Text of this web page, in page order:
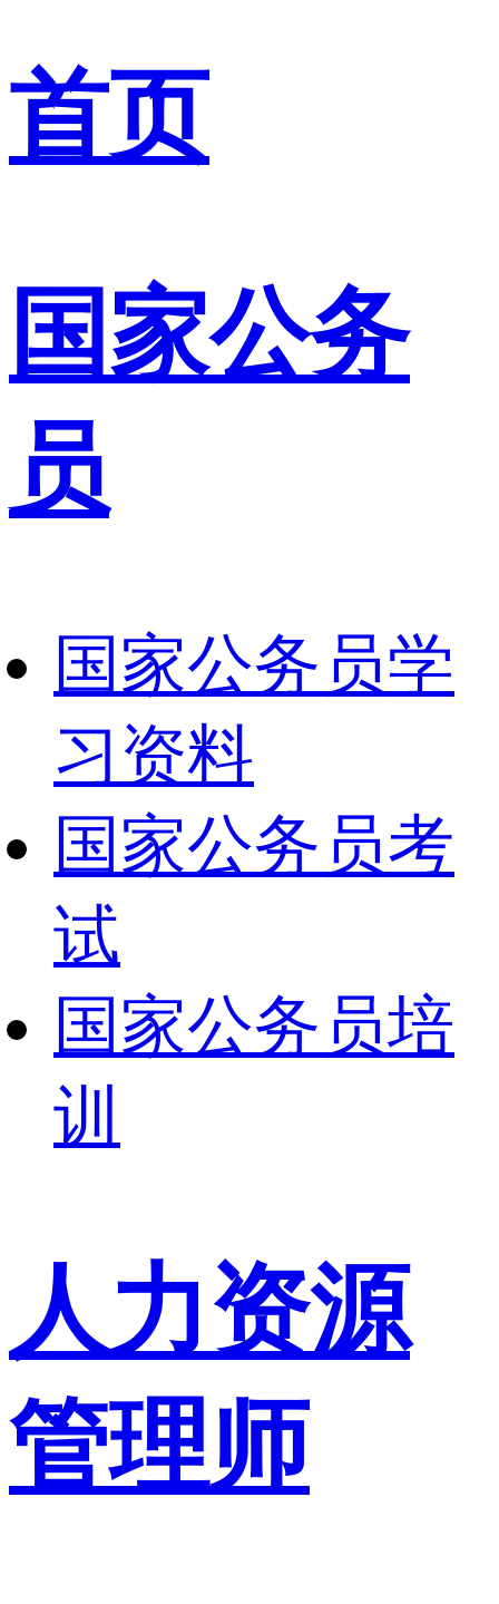
首页
国家公务
员
国家公务员学
习资料
国家公务员考
试
国家公务员培
训
人力资源
管理师